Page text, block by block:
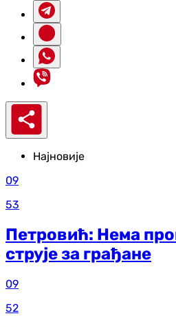
Најновије
09
53
Петровић: Нема
струје за грађане
09
52